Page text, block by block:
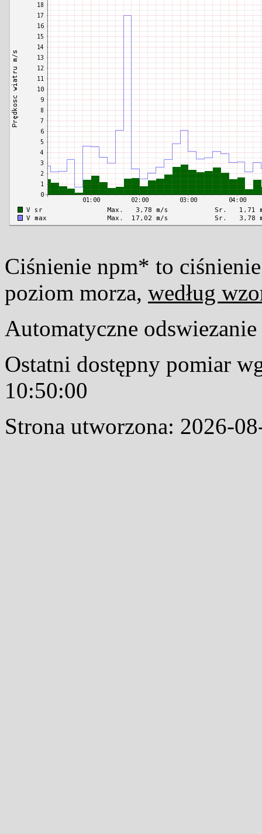
Ciśnienie npm* to
poziom morza, według
Automatyczne
Ostatni dostępny pomiar
10:50:00
Strona utworzona: 2026-